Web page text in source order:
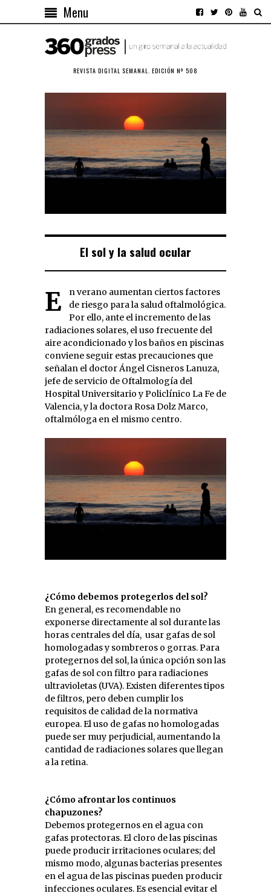
Menu
REVISTA DIGITAL SEMANAL. EDICIÓN Nº 508
El sol y la salud ocular
En verano aumentan ciertos factores
de riesgo para la salud oftalmológica.
Por ello, ante el incremento de las
radiaciones solares, el uso frecuente del
aire acondicionado y los baños en piscinas
conviene seguir estas precauciones que
señalan el doctor Ángel Cisneros Lanuza,
jefe de servicio de Oftalmología del
Hospital Universitario y Policlínico La Fe de
Valencia, y la doctora Rosa Dolz Marco,
oftalmóloga en el mismo centro.
¿Cómo debemos protegerlos del sol?
En general, es recomendable no
exponerse directamente al sol durante las
horas centrales del día, usar gafas de sol
homologadas y sombreros o gorras. Para
protegernos del sol, la única opción son las
gafas de sol con filtro para radiaciones
ultravioletas (UVA). Existen diferentes tipos
de filtros, pero deben cumplir los
requisitos de calidad de la normativa
europea. El uso de gafas no homologadas
puede ser muy perjudicial, aumentando la
cantidad de radiaciones solares que llegan
a la retina.
¿Cómo afrontar los continuos
chapuzones?
Debemos protegernos en el agua con
gafas protectoras. El cloro de las piscinas
puede producir irritaciones oculares; del
mismo modo, algunas bacterias presentes
en el agua de las piscinas pueden producir
infecciones oculares. Es esencial evitar el